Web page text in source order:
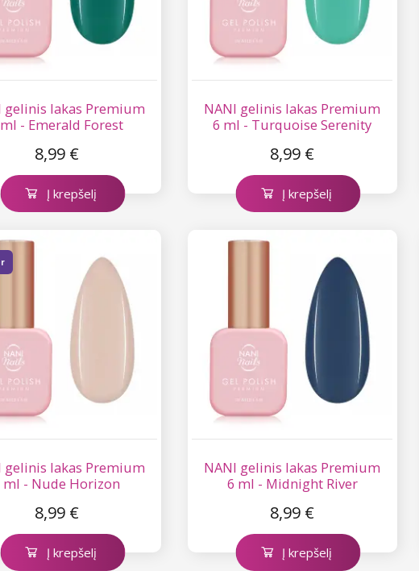
gelinis lakas Premium
- Emerald Forest
8,99 €
Į krepšelį
NANI gelinis lakas Premium
6 ml - Turquoise Serenity
8,99 €
Į krepšelį
gelinis lakas Premium
ml - Nude Horizon
8,99 €
Į krepšelį
NANI gelinis lakas Premium
6 ml - Midnight River
8,99 €
Į krepšelį